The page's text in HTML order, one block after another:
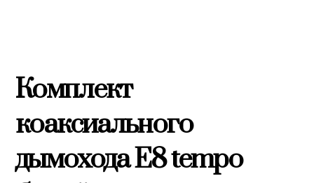
Комплект
коаксиального
дымохода E8 tempo